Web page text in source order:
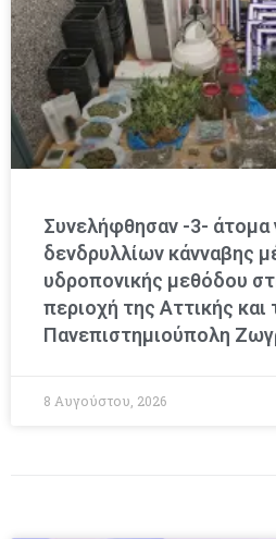
Συνελήφθησαν -3- άτομα
δενδρυλλίων κάνναβης
υδροπονικής μεθόδου
περιοχή της Αττικής και
Πανεπιστημιούπολη
8 Αυγούστου, 2026